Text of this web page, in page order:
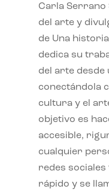
Carla Serrano
del arte y
de Una
dedica su
del arte desde
conectándola
cultura y el
objetivo es
accesible,
cualquier
redes sociales
rápido y se